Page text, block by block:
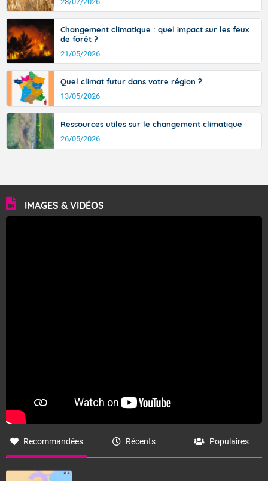
Changement climatique : quel impact sur les feux
de forêt ?
21/05/2026
Quel climat futur dans votre région ?
13/05/2026
Ressources utiles sur le changement climatique
26/05/2026
IMAGES & VIDÉOS
Recommandées Récents Populaires